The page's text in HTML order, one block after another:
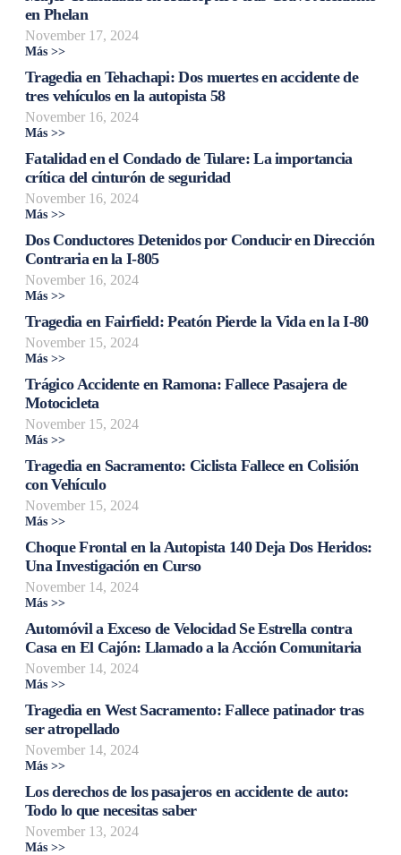
en Phelan
November 17, 2024
Más >>
Tragedia en Tehachapi: Dos muertes en accidente de
tres vehículos en la autopista 58
November 16, 2024
Más >>
Fatalidad en el Condado de Tulare: La importancia
crítica del cinturón de seguridad
November 16, 2024
Más >>
Dos Conductores Detenidos por Conducir en Dirección
Contraria en la I-805
November 16, 2024
Más >>
Tragedia en Fairfield: Peatón Pierde la Vida en la I-80
November 15, 2024
Más >>
Trágico Accidente en Ramona: Fallece Pasajera de
Motocicleta
November 15, 2024
Más >>
Tragedia en Sacramento: Ciclista Fallece en Colisión
con Vehículo
November 15, 2024
Más >>
Choque Frontal en la Autopista 140 Deja Dos Heridos:
Una Investigación en Curso
November 14, 2024
Más >>
Automóvil a Exceso de Velocidad Se Estrella contra
Casa en El Cajón: Llamado a la Acción Comunitaria
November 14, 2024
Más >>
Tragedia en West Sacramento: Fallece patinador tras
ser atropellado
November 14, 2024
Más >>
Los derechos de los pasajeros en accidente de auto:
Todo lo que necesitas saber
November 13, 2024
Más >>